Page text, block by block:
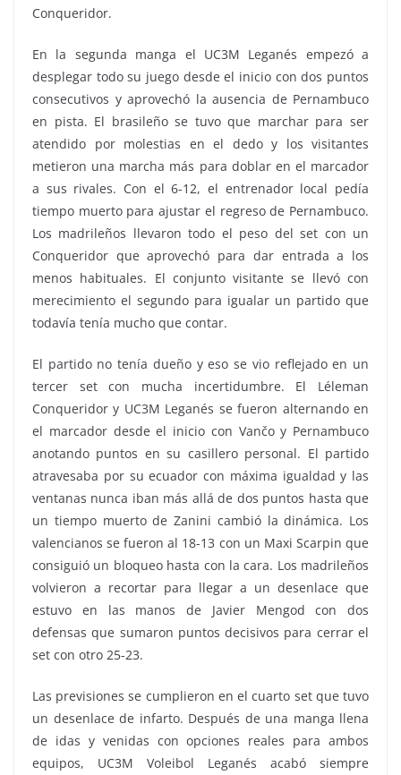
Conqueridor.
En la segunda manga el UC3M Leganés empezó a
desplegar todo su juego desde el inicio con dos puntos
consecutivos y aprovechó la ausencia de Pernambuco
en pista. El brasileño se tuvo que marchar para ser
atendido por molestias en el dedo y los visitantes
metieron una marcha más para doblar en el marcador
a sus rivales. Con el 6-12, el entrenador local pedía
tiempo muerto para ajustar el regreso de Pernambuco.
Los madrileños llevaron todo el peso del set con un
Conqueridor que aprovechó para dar entrada a los
menos habituales. El conjunto visitante se llevó con
merecimiento el segundo para igualar un partido que
todavía tenía mucho que contar.
El partido no tenía dueño y eso se vio reflejado en un
tercer set con mucha incertidumbre. El Léleman
Conqueridor y UC3M Leganés se fueron alternando en
el marcador desde el inicio con Vančo y Pernambuco
anotando puntos en su casillero personal. El partido
atravesaba por su ecuador con máxima igualdad y las
ventanas nunca iban más allá de dos puntos hasta que
un tiempo muerto de Zanini cambió la dinámica. Los
valencianos se fueron al 18-13 con un Maxi Scarpin que
consiguió un bloqueo hasta con la cara. Los madrileños
volvieron a recortar para llegar a un desenlace que
estuvo en las manos de Javier Mengod con dos
defensas que sumaron puntos decisivos para cerrar el
set con otro 25-23.
Las previsiones se cumplieron en el cuarto set que tuvo
un desenlace de infarto. Después de una manga llena
de idas y venidas con opciones reales para ambos
equipos, UC3M Voleibol Leganés acabó siempre